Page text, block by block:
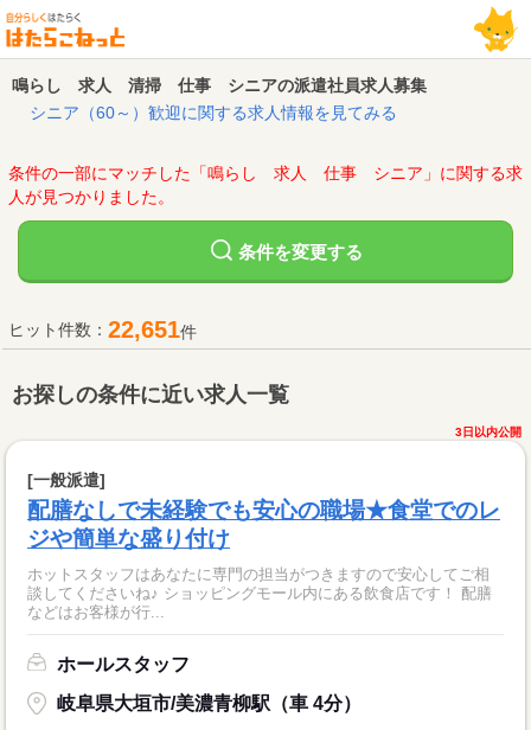
鳴らし 求人 清掃 仕事 シニアの派遣社員求人募集
シニア（60～）歓迎に関する求人情報を見てみる
条件の一部にマッチした「鳴らし 求人 仕事 シニア」に関する求
人が見つかりました。
条件を変更する
ヒット件数： 22,651件
お探しの条件に近い求人一覧
3日以内公開
[一般派遣]
配膳なしで未経験でも安心の職場★食堂でのレ
ジや簡単な盛り付け
ホットスタッフはあなたに専門の担当がつきますので安心してご相
談してくださいね♪ ショッピングモール内にある飲食店です！ 配膳
などはお客様が行...
ホールスタッフ
岐阜県大垣市/美濃青柳駅（車 4分）